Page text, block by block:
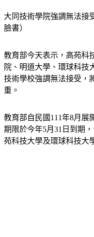
大同技術學院強調無法接
教育部今天表示，高苑科
院、明道大學、環球科技
技術學校強調無法接受，
教育部自民國111年8月展
期限於今年5月31日到期